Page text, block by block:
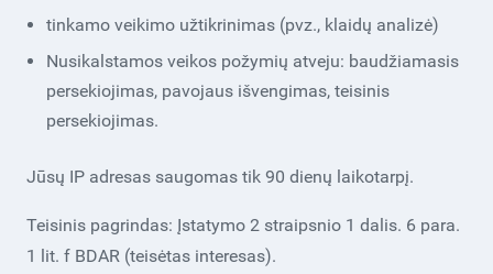
tinkamo veikimo užtikrinimas (pvz., klaidų analizė)
Nusikalstamos veikos požymių atveju: baudžiamasis
persekiojimas, pavojaus išvengimas, teisinis
persekiojimas.
Jūsų IP adresas saugomas tik 90 dienų laikotarpį.
Teisinis pagrindas: Įstatymo 2 straipsnio 1 dalis. 6 para.
1 lit. f BDAR (teisėtas interesas).